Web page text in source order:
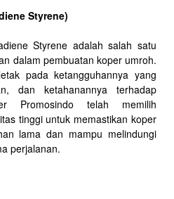
Styrene)
Styrene adalah salah satu
dalam pembuatan koper umroh.
pada ketangguhannya yang
dan ketahanannya terhadap
Promosindo telah memilih
tinggi untuk memastikan koper
lama dan mampu melindungi
perjalanan.